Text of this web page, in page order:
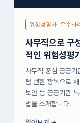
위험성평가 우수사
사무직으로 구
적인 위험성평
사무직 중심 공공기
럼 뻔한 항목으로
보안 등 공공기관
법을 소개합니다.